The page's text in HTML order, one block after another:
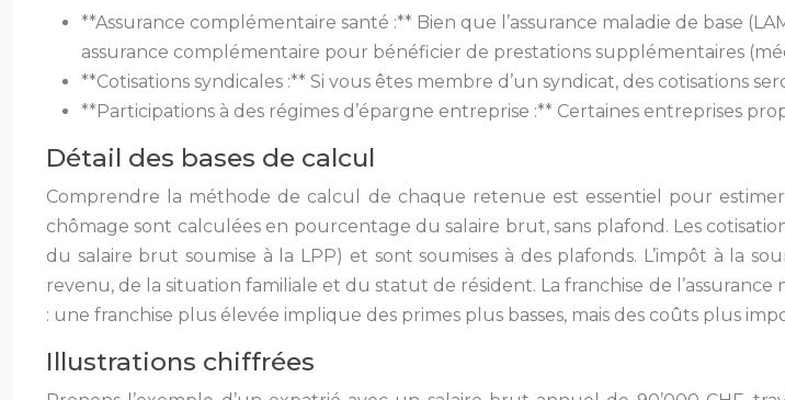
**Assurance complémentaire santé :** Bien que l’assurance maladie de base
assurance complémentaire pour bénéficier de prestations supplémentaires
**Cotisations syndicales :** Si vous êtes membre d’un syndicat, des cotisations
**Participations à des régimes d’épargne entreprise :** Certaines entreprises
Détail des bases de calcul
Comprendre la méthode de calcul de chaque retenue est essentiel pour
chômage sont calculées en pourcentage du salaire brut, sans plafond. Les
du salaire brut soumise à la LPP) et sont soumises à des plafonds. L’impôt à la
revenu, de la situation familiale et du statut de résident. La franchise de
: une franchise plus élevée implique des primes plus basses, mais des coûts plus
Illustrations chiffrées